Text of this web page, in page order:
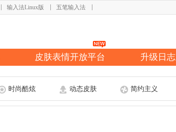
输入法Linux版 五笔输入法
皮肤表情开放平台 升级日志
时尚酷炫 动态皮肤 简约主义